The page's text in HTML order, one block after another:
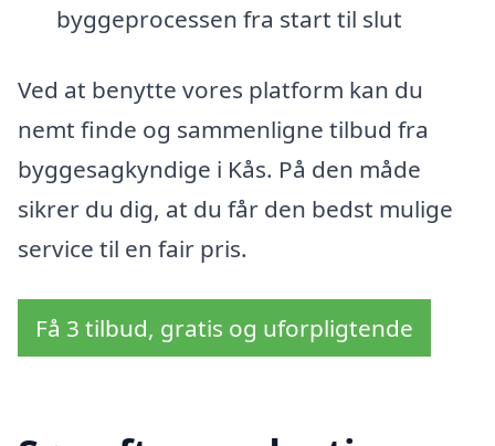
byggeprocessen fra start til slut
Ved at benytte vores platform kan du
nemt finde og sammenligne tilbud fra
byggesagkyndige i Kås. På den måde
sikrer du dig, at du får den bedst mulige
service til en fair pris.
Få 3 tilbud, gratis og uforpligtende